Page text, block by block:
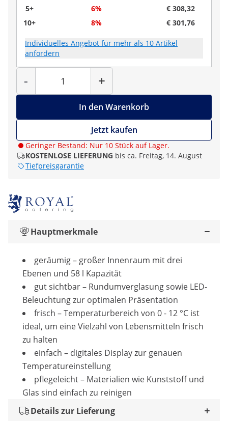
5+
6%
€ 308,32
10+
8% € 301,76
Individuelles Angebot für mehr als 10 Artikel
anfordern
-
Menge
+
In den Warenkorb
Jetzt kaufen
Geringer Bestand: Nur 10 Stück auf Lager.
KOSTENLOSE LIEFERUNG bis ca. Freitag, 14. August
Tiefpreisgarantie
Hauptmerkmale
geräumig – großer Innenraum mit drei
Ebenen und 58 l Kapazität
gut sichtbar – Rundumverglasung sowie LED-
Beleuchtung zur optimalen Präsentation
frisch – Temperaturbereich von 0 - 12 °C ist
ideal, um eine Vielzahl von Lebensmitteln frisch
zu halten
einfach – digitales Display zur genauen
Temperatureinstellung
pflegeleicht – Materialien wie Kunststoff und
Glas sind einfach zu reinigen
Details zur Lieferung